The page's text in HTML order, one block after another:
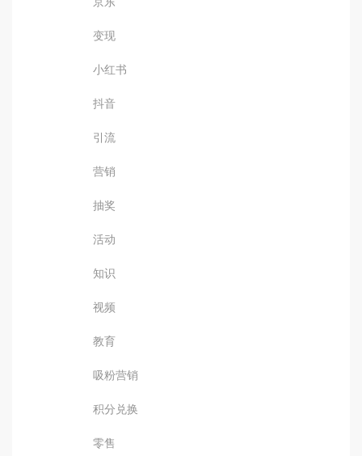
变现
小红书
抖音
引流
营销
抽奖
活动
知识
视频
教育
吸粉营销
积分兑换
零售